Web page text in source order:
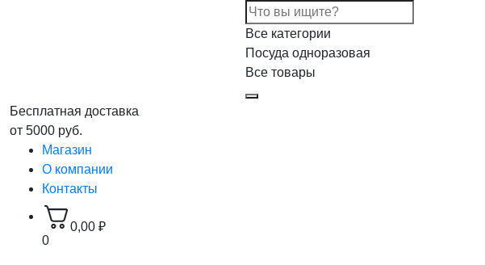
Все категории
Посуда одноразовая
Все товары
Бесплатная доставка
от 5000 руб.
Магазин
О компании
Контакты
0
0,00 ₽